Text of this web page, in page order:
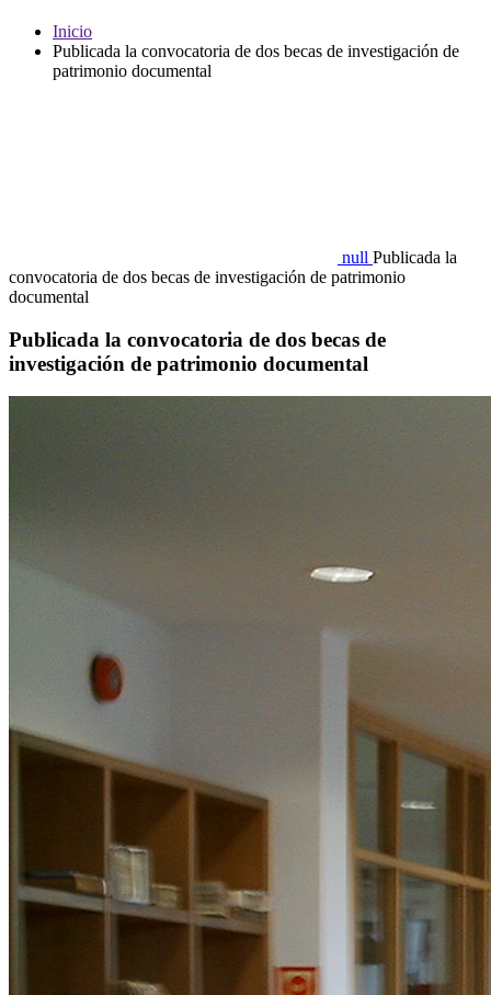
Inicio
Publicada la convocatoria de dos becas de investigación de
patrimonio documental
null Publicada la
convocatoria de dos becas de investigación de patrimonio
documental
Publicada la convocatoria de dos becas de
investigación de patrimonio documental